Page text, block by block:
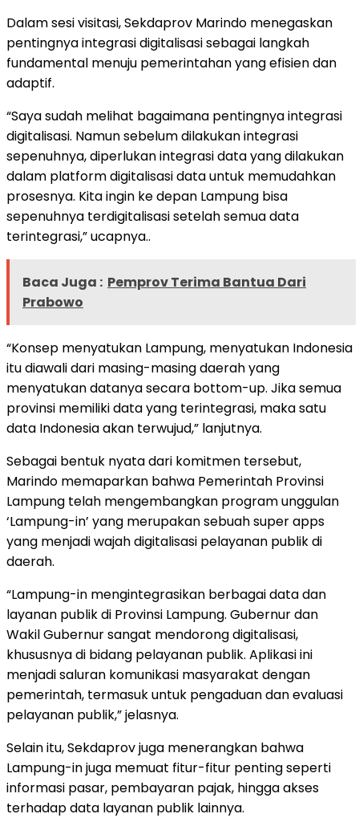
Dalam sesi visitasi, Sekdaprov Marindo menegaskan
pentingnya integrasi digitalisasi sebagai langkah
fundamental menuju pemerintahan yang efisien dan
adaptif.
“Saya sudah melihat bagaimana pentingnya integrasi
digitalisasi. Namun sebelum dilakukan integrasi
sepenuhnya, diperlukan integrasi data yang dilakukan
dalam platform digitalisasi data untuk memudahkan
prosesnya. Kita ingin ke depan Lampung bisa
sepenuhnya terdigitalisasi setelah semua data
terintegrasi,” ucapnya..
Baca Juga : Pemprov Terima Bantua Dari
Prabowo
“Konsep menyatukan Lampung, menyatukan Indonesia
itu diawali dari masing-masing daerah yang
menyatukan datanya secara bottom-up. Jika semua
provinsi memiliki data yang terintegrasi, maka satu
data Indonesia akan terwujud,” lanjutnya.
Sebagai bentuk nyata dari komitmen tersebut,
Marindo memaparkan bahwa Pemerintah Provinsi
Lampung telah mengembangkan program unggulan
‘Lampung-in’ yang merupakan sebuah super apps
yang menjadi wajah digitalisasi pelayanan publik di
daerah.
“Lampung-in mengintegrasikan berbagai data dan
layanan publik di Provinsi Lampung. Gubernur dan
Wakil Gubernur sangat mendorong digitalisasi,
khususnya di bidang pelayanan publik. Aplikasi ini
menjadi saluran komunikasi masyarakat dengan
pemerintah, termasuk untuk pengaduan dan evaluasi
pelayanan publik,” jelasnya.
Selain itu, Sekdaprov juga menerangkan bahwa
Lampung-in juga memuat fitur-fitur penting seperti
informasi pasar, pembayaran pajak, hingga akses
terhadap data layanan publik lainnya.